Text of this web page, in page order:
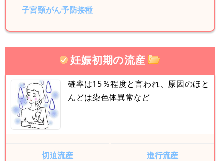
子宮頸がん予防接種
妊娠初期の流産
確率は15％程度と言われ、原因のほと
んどは染色体異常など
切迫流産 進行流産